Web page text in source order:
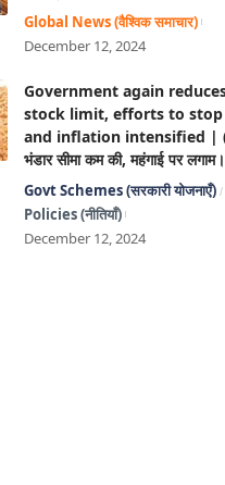
Global News (वैश्विक समाचार)
December 12, 2024
Government again
stock limit, efforts to
and inflation intensified |
भंडार सीमा कम की, महंगाई पर
Govt Schemes (सरकारी योजनाएँ)
Policies (नीतियाँ)
December 12, 2024